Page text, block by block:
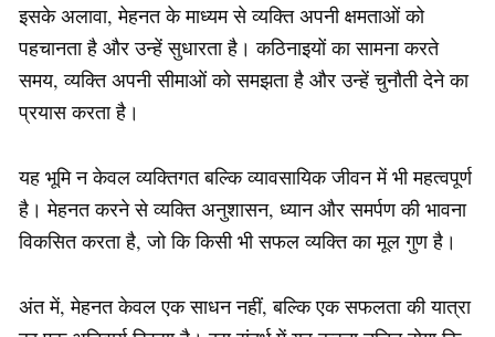
इसके अलावा, मेहनत के माध्यम से व्यक्ति अपनी क्षमताओं को
पहचानता है और उन्हें सुधारता है। कठिनाइयों का सामना करते
समय, व्यक्ति अपनी सीमाओं को समझता है और उन्हें चुनौती देने का
प्रयास करता है।
यह भूमि न केवल व्यक्तिगत बल्कि व्यावसायिक जीवन में भी महत्वपूर्ण
है। मेहनत करने से व्यक्ति अनुशासन, ध्यान और समर्पण की भावना
विकसित करता है, जो कि किसी भी सफल व्यक्ति का मूल गुण है।
अंत में, मेहनत केवल एक साधन नहीं, बल्कि एक सफलता की यात्रा